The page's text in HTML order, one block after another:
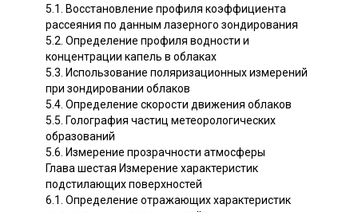
5.1. Восстановление профиля коэффициента
рассеяния по данным лазерного зондирования
5.2. Определение профиля водности и
концентрации капель в облаках
5.3. Использование поляризационных измерений
при зондировании облаков
5.4. Определение скорости движения облаков
5.5. Голография частиц метеорологических
образований
5.6. Измерение прозрачности атмосферы
Глава шестая Измерение характеристик
подстилающих поверхностей
6.1. Определение отражающих характеристик